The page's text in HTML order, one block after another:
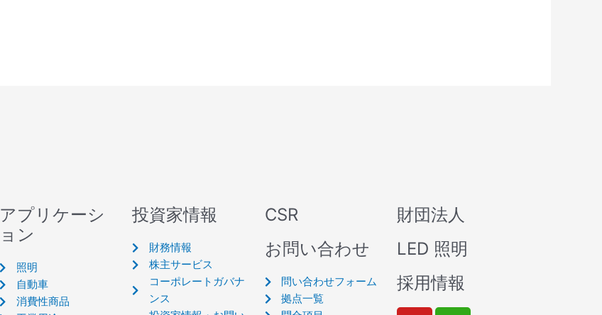
アプリケーシ
ョン
照明
自動車
消費性商品
投資家情報
財務情報
株主サービス
コーポレートガバナ
ンス
CSR
お問い合わせ
問い合わせフォーム
拠点一覧
財団法人
LED 照明
採用情報